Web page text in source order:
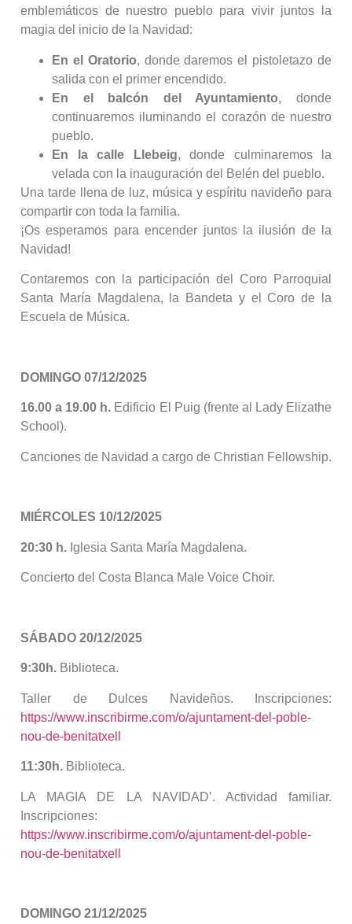
emblemáticos de nuestro pueblo para vivir juntos la
magia del inicio de la Navidad:
En el Oratorio, donde daremos el pistoletazo de
salida con el primer encendido.
En el balcón del Ayuntamiento, donde
continuaremos iluminando el corazón de nuestro
pueblo.
En la calle Llebeig, donde culminaremos la
velada con la inauguración del Belén del pueblo.
Una tarde llena de luz, música y espíritu navideño para
compartir con toda la familia.
¡Os esperamos para encender juntos la ilusión de la
Navidad!
Contaremos con la participación del Coro Parroquial
Santa María Magdalena, la Bandeta y el Coro de la
Escuela de Música.
DOMINGO 07/12/2025
16.00 a 19.00 h. Edificio El Puig (frente al Lady Elizathe
School).
Canciones de Navidad a cargo de Christian Fellowship.
MIÉRCOLES 10/12/2025
20:30 h. Iglesia Santa María Magdalena.
Concierto del Costa Blanca Male Voice Choir.
SÁBADO 20/12/2025
9:30h. Biblioteca.
Taller de Dulces Navideños. Inscripciones:
https://www.inscribirme.com/o/ajuntament-del-poble-
nou-de-benitatxell
11:30h. Biblioteca.
LA MAGIA DE LA NAVIDAD’. Actividad familiar.
Inscripciones:
https://www.inscribirme.com/o/ajuntament-del-poble-
nou-de-benitatxell
DOMINGO 21/12/2025